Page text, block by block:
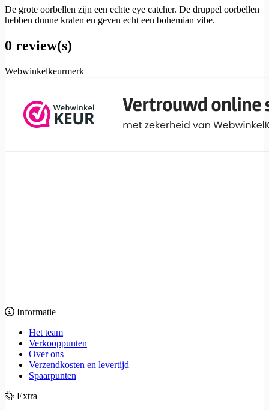
De grote oorbellen zijn een echte eye catcher. De druppel oorbellen
hebben dunne kralen en geven echt een bohemian vibe.
0 review(s)
Webwinkelkeurmerk
Informatie
Het team
Verkooppunten
Over ons
Verzendkosten en levertijd
Spaarpunten
Extra